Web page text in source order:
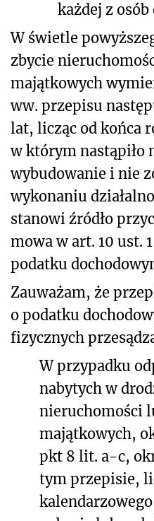
każdej z
W świetle
zbycie
majątkowych
ww. przepisu
lat, licząc od końca
w którym nastąpiło
wybudowanie i nie
wykonaniu
stanowi źródło
mowa w art. 10 ust.
podatku
Zauważam, że p
o podatku
fizycznych
W przypadku
nabytych w
nieruchomości
majątkowych,
pkt 8 lit. a-c,
tym przepisie,